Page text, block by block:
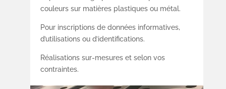
couleurs sur matières plastiques ou métal.
Pour inscriptions de données informatives,
d’utilisations ou d’identifications.
Réalisations sur-mesures et selon vos
contraintes.